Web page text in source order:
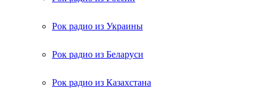
Рок радио из Украины
Рок радио из Беларуси
Рок радио из Казахстана